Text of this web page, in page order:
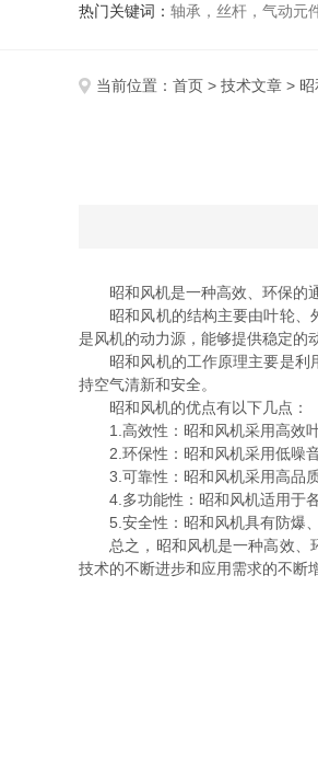
热门关键词： 轴承，丝杆，气动元
当前位置： 首页 > 技术文章 > 昭
昭和风机是一种高效、环保的通
昭和风机的结构主要由叶轮、外
是风机的动力源，能够提供稳定的
昭和风机的工作原理主要是利用
持空气清新和安全。
昭和风机的优点有以下几点：
1.高效性：昭和风机采用高效叶
2.环保性：昭和风机采用低噪音
3.可靠性：昭和风机采用高品质
4.多功能性：昭和风机适用于各
5.安全性：昭和风机具有防爆、
总之，昭和风机是一种高效、环
技术的不断进步和应用需求的不断